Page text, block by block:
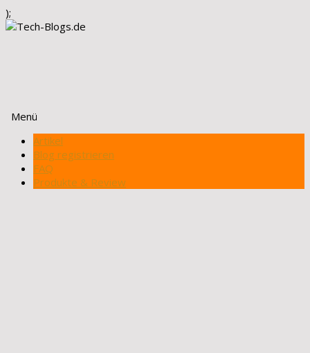
);
Menü
Zum
Inhalt
springen
Artikel
Blog registrieren
FAQ
Produkte & Review